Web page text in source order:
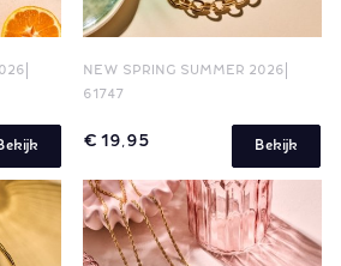
NEW SPRING SUMMER 2026
61747
€ 19,95 Bekijk